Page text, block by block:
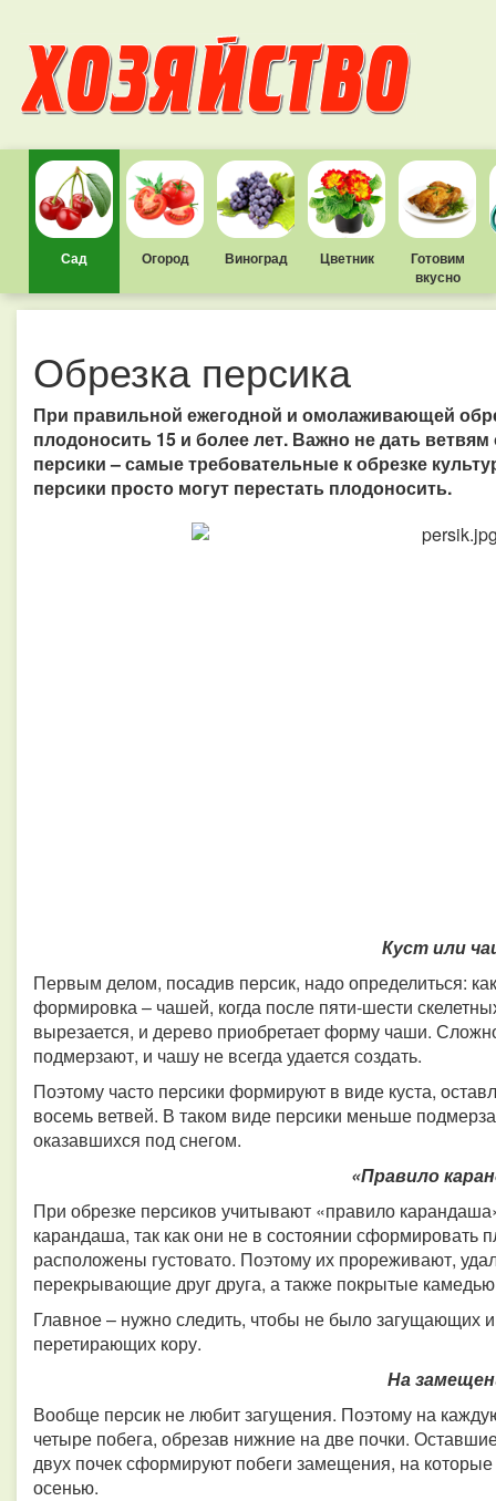
Сад Огород Виноград Цветник
Готовим
вкусно
Обрезка персика
При правильной ежегодной и омолаживающей
плодоносить 15 и более лет. Важно не дать
персики – самые требовательные к обрезке
персики просто могут перестать плодоносить.
Куст или
Первым делом, посадив персик, надо определиться:
формировка – чашей, когда после пяти-шести
вырезается, и дерево приобретает форму чаши.
подмерзают, и чашу не всегда удается создать.
Поэтому часто персики формируют в виде куста,
восемь ветвей. В таком виде персики меньше
оказавшихся под снегом.
«Правило
При обрезке персиков учитывают «правило
карандаша, так как они не в состоянии сформировать
расположены густовато. Поэтому их прореживают,
перекрывающие друг друга, а также покрытые
Главное – нужно следить, чтобы не было загущающих
перетирающих кору.
На
Вообще персик не любит загущения. Поэтому на
четыре побега, обрезав нижние на две почки.
двух почек сформируют побеги замещения, на
осенью.